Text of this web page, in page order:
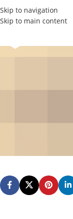
Skip to navigation
Skip to main content